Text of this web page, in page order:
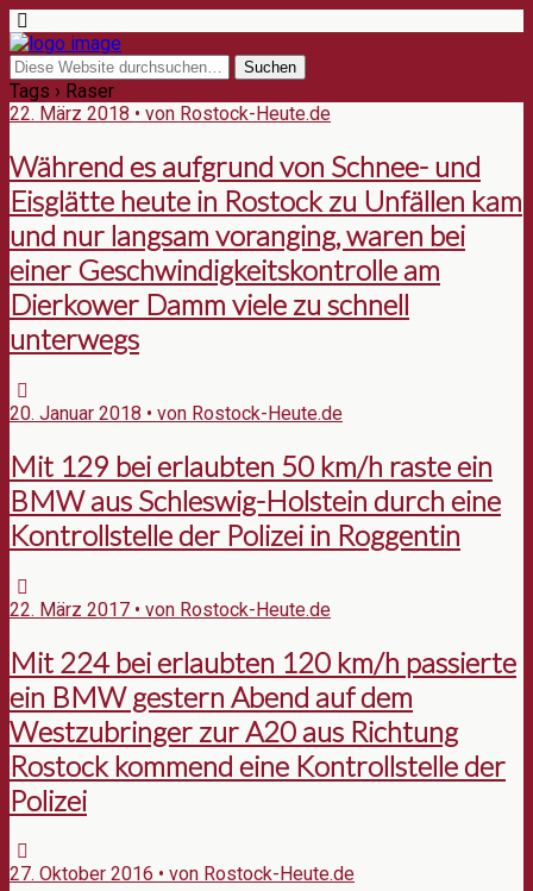
Tags › Raser
22. März 2018 • von Rostock-Heute.de
Während es aufgrund von Schnee- und
Eisglätte heute in Rostock zu Unfällen kam
und nur langsam voranging, waren bei
einer Geschwindigkeitskontrolle am
Dierkower Damm viele zu schnell
unterwegs
20. Januar 2018 • von Rostock-Heute.de
Mit 129 bei erlaubten 50 km/h raste ein
BMW aus Schleswig-Holstein durch eine
Kontrollstelle der Polizei in Roggentin
22. März 2017 • von Rostock-Heute.de
Mit 224 bei erlaubten 120 km/h passierte
ein BMW gestern Abend auf dem
Westzubringer zur A20 aus Richtung
Rostock kommend eine Kontrollstelle der
Polizei
27. Oktober 2016 • von Rostock-Heute.de